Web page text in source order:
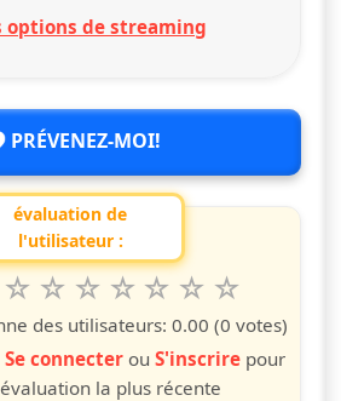
options de streaming
PRÉVENEZ-MOI!
évaluation de
l'utilisateur :
da 1 a 10 étoiles
10
étoiles
9
étoiles
8
étoiles
7
étoiles
6
étoiles
5
des utilisateurs: 0.00 (0 votes)
Se connecterou S'inscrirepour
la plus récente